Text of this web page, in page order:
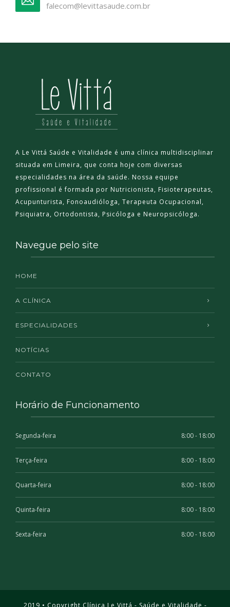
falecom@levittasaude.com.br
A Le Vittá Saúde e Vitalidade é uma clínica multidisciplinar
situada em Limeira, que conta hoje com diversas
especialidades na área da saúde. Nossa equipe
profissional é formada por Nutricionista, Fisioterapeutas,
Acupunturista, Fonoaudióloga, Terapeuta Ocupacional,
Psiquiatra, Ortodontista, Psicóloga e Neuropsicóloga.
Navegue pelo site
HOME
A CLÍNICA
ESPECIALIDADES
NOTÍCIAS
CONTATO
Horário de Funcionamento
Segunda-feira 8:00 - 18:00
Terça-feira 8:00 - 18:00
Quarta-feira 8:00 - 18:00
Quinta-feira 8:00 - 18:00
Sexta-feira 8:00 - 18:00